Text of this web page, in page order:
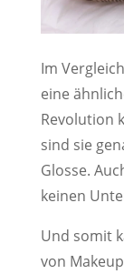
Im
eine
Revolution
sind sie
Glosse.
keinen
Und somit
von